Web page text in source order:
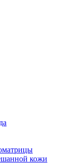
кожи